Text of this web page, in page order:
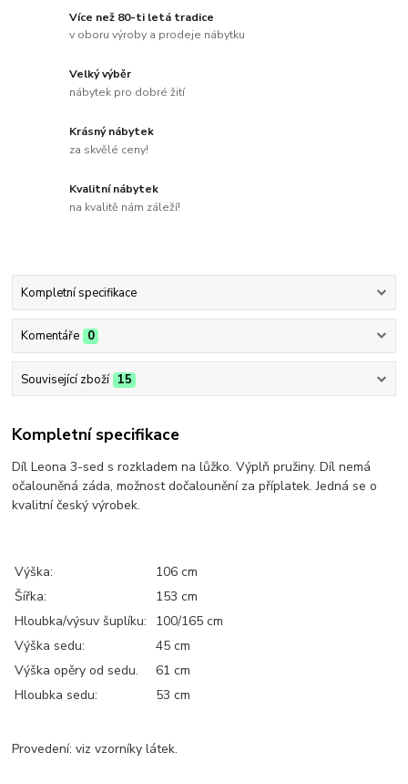
Více než 80-ti letá tradice
v oboru výroby a prodeje nábytku
Velký výběr
nábytek pro dobré žití
Krásný nábytek
za skvělé ceny!
Kvalitní nábytek
na kvalitě nám záleží!
Kompletní specifikace
Komentáře 0
Související zboží 15
Kompletní specifikace
Díl Leona 3-sed s rozkladem na lůžko. Výplň pružiny. Díl nemá
očalouněná záda, možnost dočalounění za příplatek. Jedná se o
kvalitní český výrobek.
Výška:
106 cm
Šířka:
153 cm
Hloubka/výsuv šuplíku:
100/165 cm
Výška sedu:
45 cm
Výška opěry od sedu.
61 cm
Hloubka sedu:
53 cm
Provedení: viz vzorníky látek.